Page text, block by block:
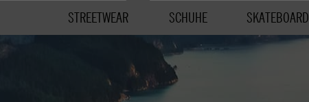
STREETWEAR SCHUHE SKATEBOARD